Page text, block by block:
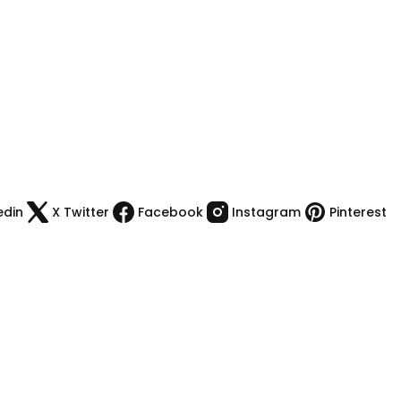
X Twitter Facebook Instagram Pinterest